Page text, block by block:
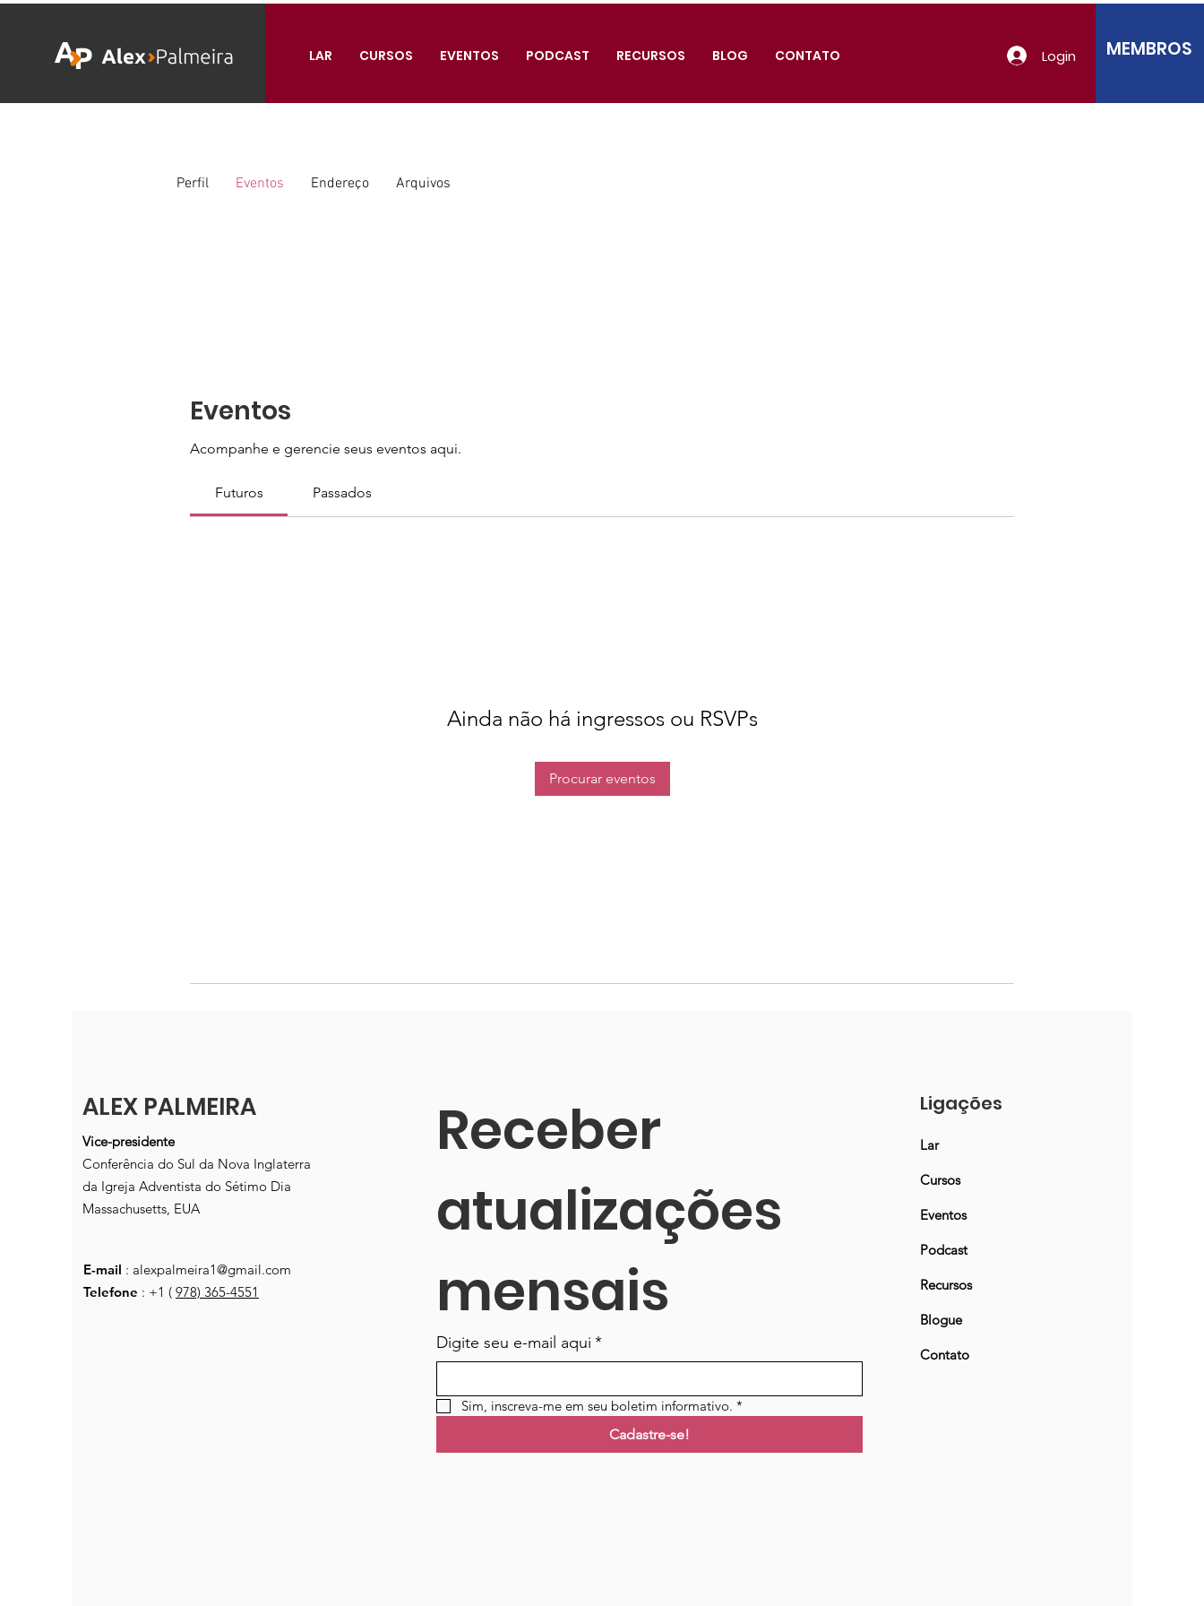
LAR CURSOS EVENTOS PODCAST RECURSOS BLOG CONTATO Login MEMBROS
Eventos
Acompanhe e gerencie seus eventos aqui.
Futuros Passados
Ainda não há ingressos ou RSVPs
Procurar eventos
Perfil Eventos Endereço Arquivos
ALEX PALMEIRA
Vice-presidente
Conferência do Sul da Nova Inglaterra
da Igreja Adventista do Sétimo Dia
Massachusetts, EUA
E-mail : alexpalmeira1@gmail.com
Telefone : +1 ( 978) 365-4551
Receber
atualizações
mensais
Digite seu e-mail aqui *
Sim, inscreva-me em seu boletim informativo. *
Cadastre-se!
Ligações
Lar
Cursos
Eventos
Podcast
Recursos
Blogue
Contato